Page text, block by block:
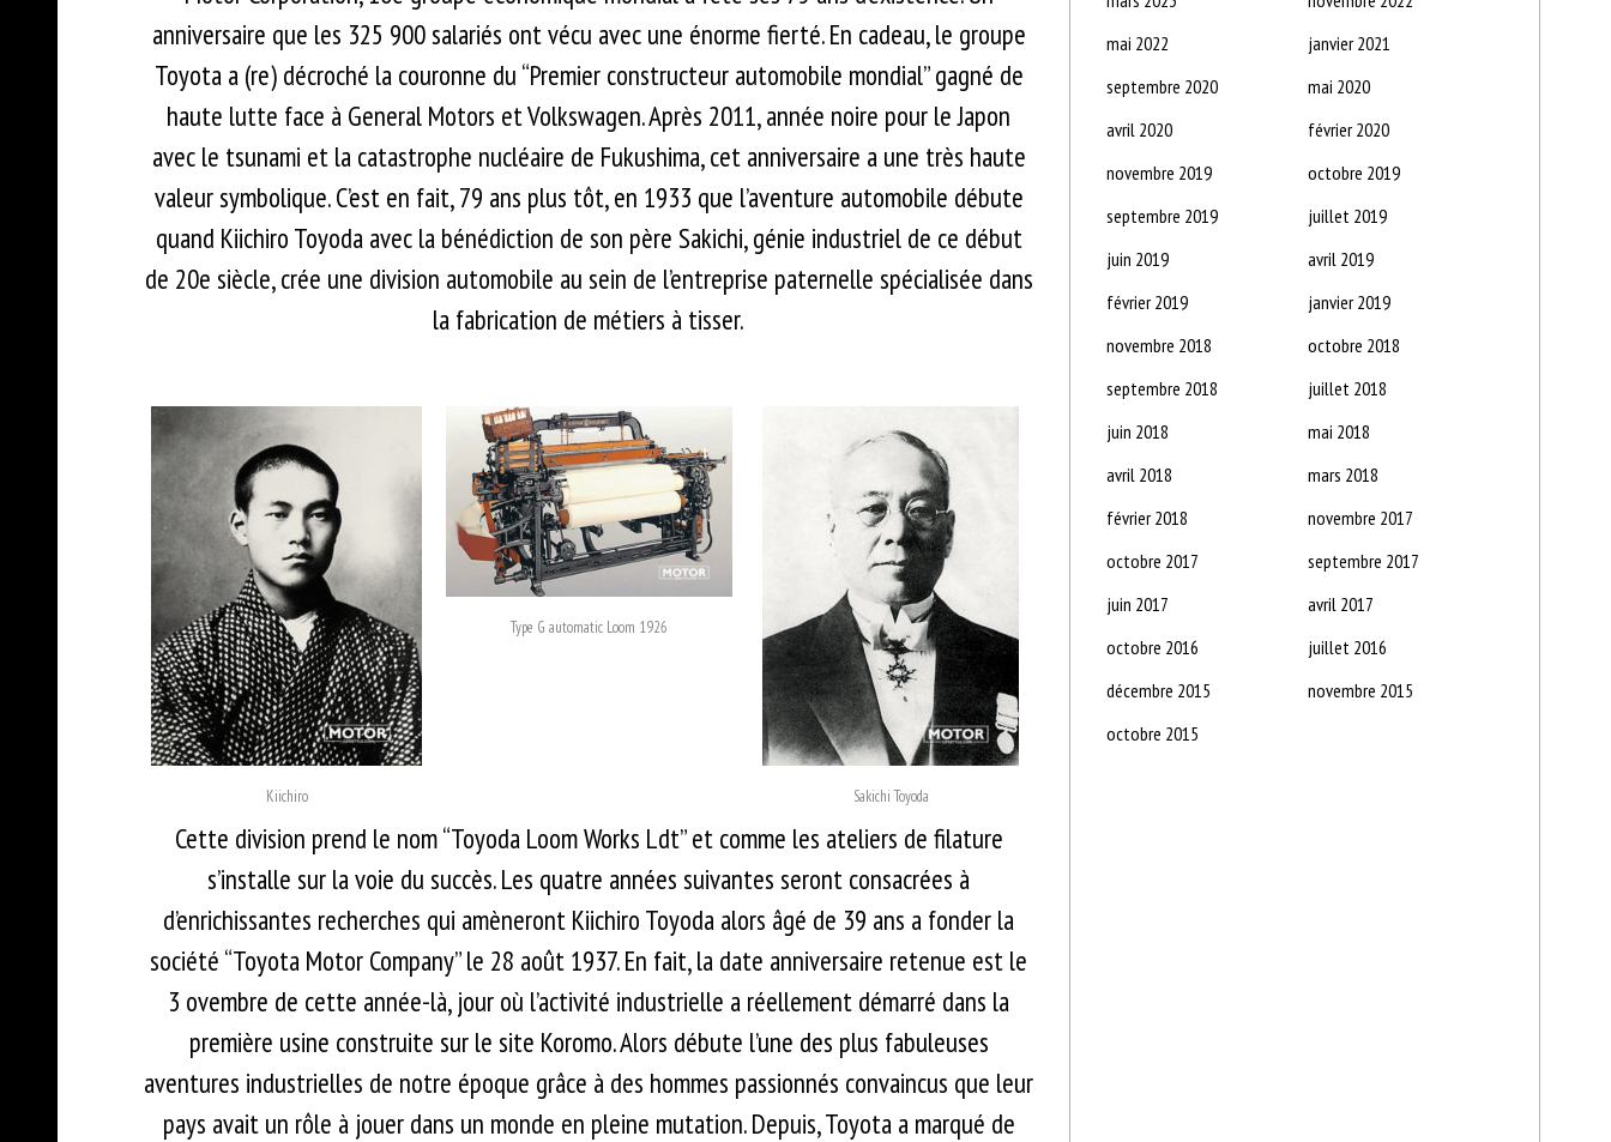
anniversaire que les 325 900 salariés ont vécu avec une énorme fierté. En cadeau, le groupe
Toyota a (re) décroché la couronne du “Premier constructeur automobile mondial” gagné de
haute lutte face à General Motors et Volkswagen. Après 2011, année noire pour le Japon
avec le tsunami et la catastrophe nucléaire de Fukushima, cet anniversaire a une très haute
valeur symbolique. C’est en fait, 79 ans plus tôt, en 1933 que l’aventure automobile débute
quand Kiichiro Toyoda avec la bénédiction de son père Sakichi, génie industriel de ce début
de 20e siècle, crée une division automobile au sein de l’entreprise paternelle spécialisée dans
la fabrication de métiers à tisser.
Kiichiro
Type G automatic Loom 1926
Sakichi Toyoda
Cette division prend le nom “Toyoda Loom Works Ldt” et comme les ateliers de filature
s’installe sur la voie du succès. Les quatre années suivantes seront consacrées à
d’enrichissantes recherches qui amèneront Kiichiro Toyoda alors âgé de 39 ans a fonder la
société “Toyota Motor Company” le 28 août 1937. En fait, la date anniversaire retenue est le
3 ovembre de cette année-là, jour où l’activité industrielle a réellement démarré dans la
première usine construite sur le site Koromo. Alors débute l’une des plus fabuleuses
aventures industrielles de notre époque grâce à des hommes passionnés convaincus que leur
pays avait un rôle à jouer dans un monde en pleine mutation. Depuis, Toyota a marqué de
mai 2022
janvier 2021
septembre 2020
mai 2020
avril 2020
février 2020
novembre 2019
octobre 2019
septembre 2019
juillet 2019
juin 2019
avril 2019
février 2019
janvier 2019
novembre 2018
octobre 2018
septembre 2018
juillet 2018
juin 2018
mai 2018
avril 2018
mars 2018
février 2018
novembre 2017
octobre 2017
septembre 2017
juin 2017
avril 2017
octobre 2016
juillet 2016
décembre 2015
novembre 2015
octobre 2015